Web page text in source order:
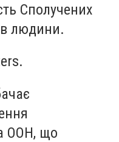
Сполучених
людини.
ООН, що